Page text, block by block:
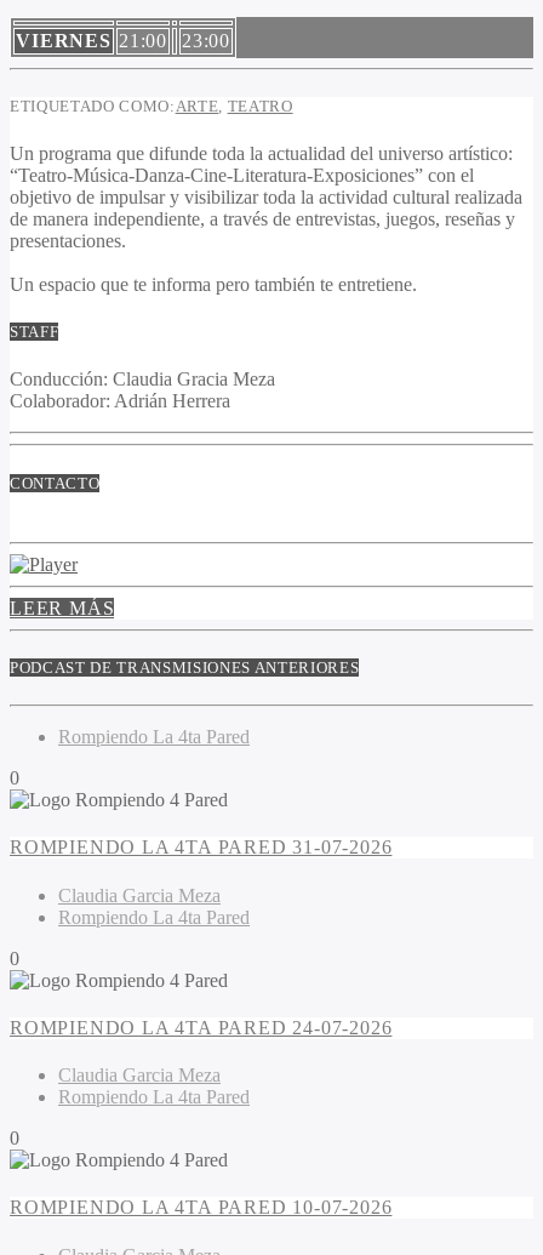
VIERNES 21:00 23:00
ETIQUETADO COMO: ARTE TEATRO
Un programa que difunde toda la actualidad del universo artístico:
“Teatro-Música-Danza-Cine-Literatura-Exposiciones” con el
objetivo de impulsar y visibilizar toda la actividad cultural realizada
de manera independiente, a través de entrevistas, juegos, reseñas y
presentaciones.
Un espacio que te informa pero también te entretiene.
STAFF
Conducción: Claudia Gracia Meza
Colaborador: Adrián Herrera
CONTACTO
LEER MÁS
PODCAST DE TRANSMISIONES ANTERIORES
Rompiendo La 4ta Pared
0
ROMPIENDO LA 4TA PARED 31-07-2026
Claudia Garcia Meza
Rompiendo La 4ta Pared
0
ROMPIENDO LA 4TA PARED 24-07-2026
Claudia Garcia Meza
Rompiendo La 4ta Pared
0
ROMPIENDO LA 4TA PARED 10-07-2026